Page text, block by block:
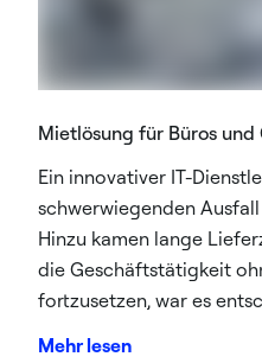
Mietlösung für Büros
Ein innovativer IT-
schwerwiegenden
Hinzu kamen lange
die Geschäftstätigkeit
fortzusetzen, war es
Mehr lesen